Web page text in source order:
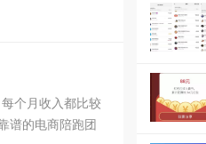
个月收入都比较
谱的电商陪跑团